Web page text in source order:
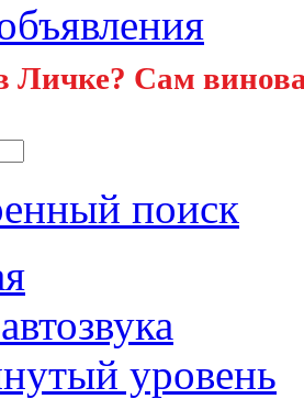
Личке? Сам
поиск
уровень